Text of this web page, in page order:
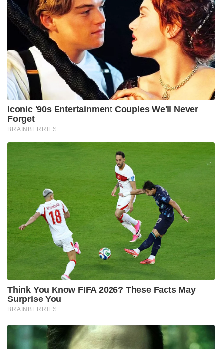
Iconic '90s Entertainment Couples We'll Never
Forget
BRAINBERRIES
Think You Know FIFA 2026? These Facts May
Surprise You
BRAINBERRIES